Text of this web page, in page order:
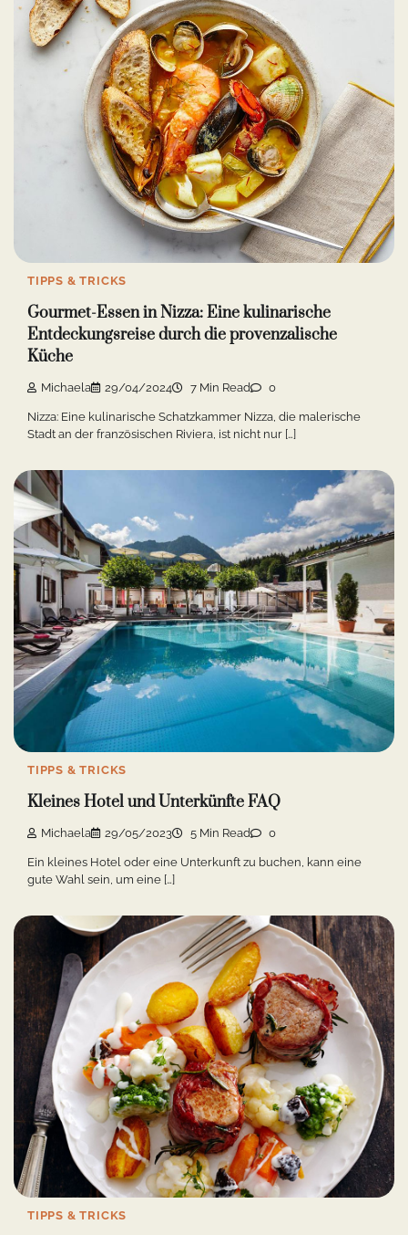
TIPPS & TRICKS
Gourmet-Essen in Nizza: Eine kulinarische
Entdeckungsreise durch die provenzalische
Küche
Michaela 29/04/2024 7 Min Read 0
Nizza: Eine kulinarische Schatzkammer Nizza, die malerische
Stadt an der französischen Riviera, ist nicht nur […]
TIPPS & TRICKS
Kleines Hotel und Unterkünfte FAQ
Michaela 29/05/2023 5 Min Read 0
Ein kleines Hotel oder eine Unterkunft zu buchen, kann eine
gute Wahl sein, um eine […]
TIPPS & TRICKS